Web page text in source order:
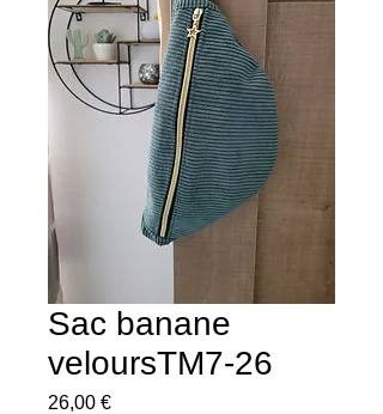
Sac banane
veloursTM7-26
26,00 €Prix